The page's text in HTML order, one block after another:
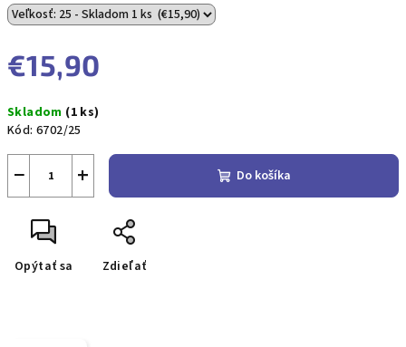
€15,90
cena:
Skladom (1 ks)
Kód: 6702/25
+
− Do košíka
Opýtať sa Zdieľať